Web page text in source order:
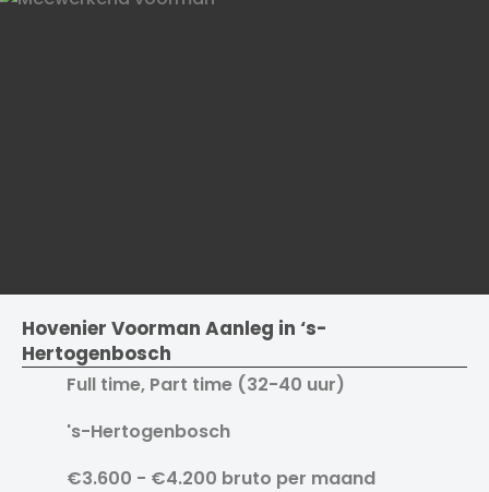
Hovenier Voorman Aanleg in ‘s-
Hertogenbosch
Full time, Part time (32-40 uur)
's-Hertogenbosch
€3.600 - €4.200 bruto per maand